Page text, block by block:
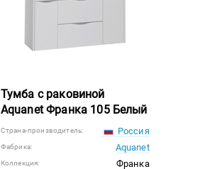
Тумба с раковиной
Aquanet Франка 105 Белый
Страна-производитель: Россия
Фабрика: Aquanet
Коллекция:
Франка